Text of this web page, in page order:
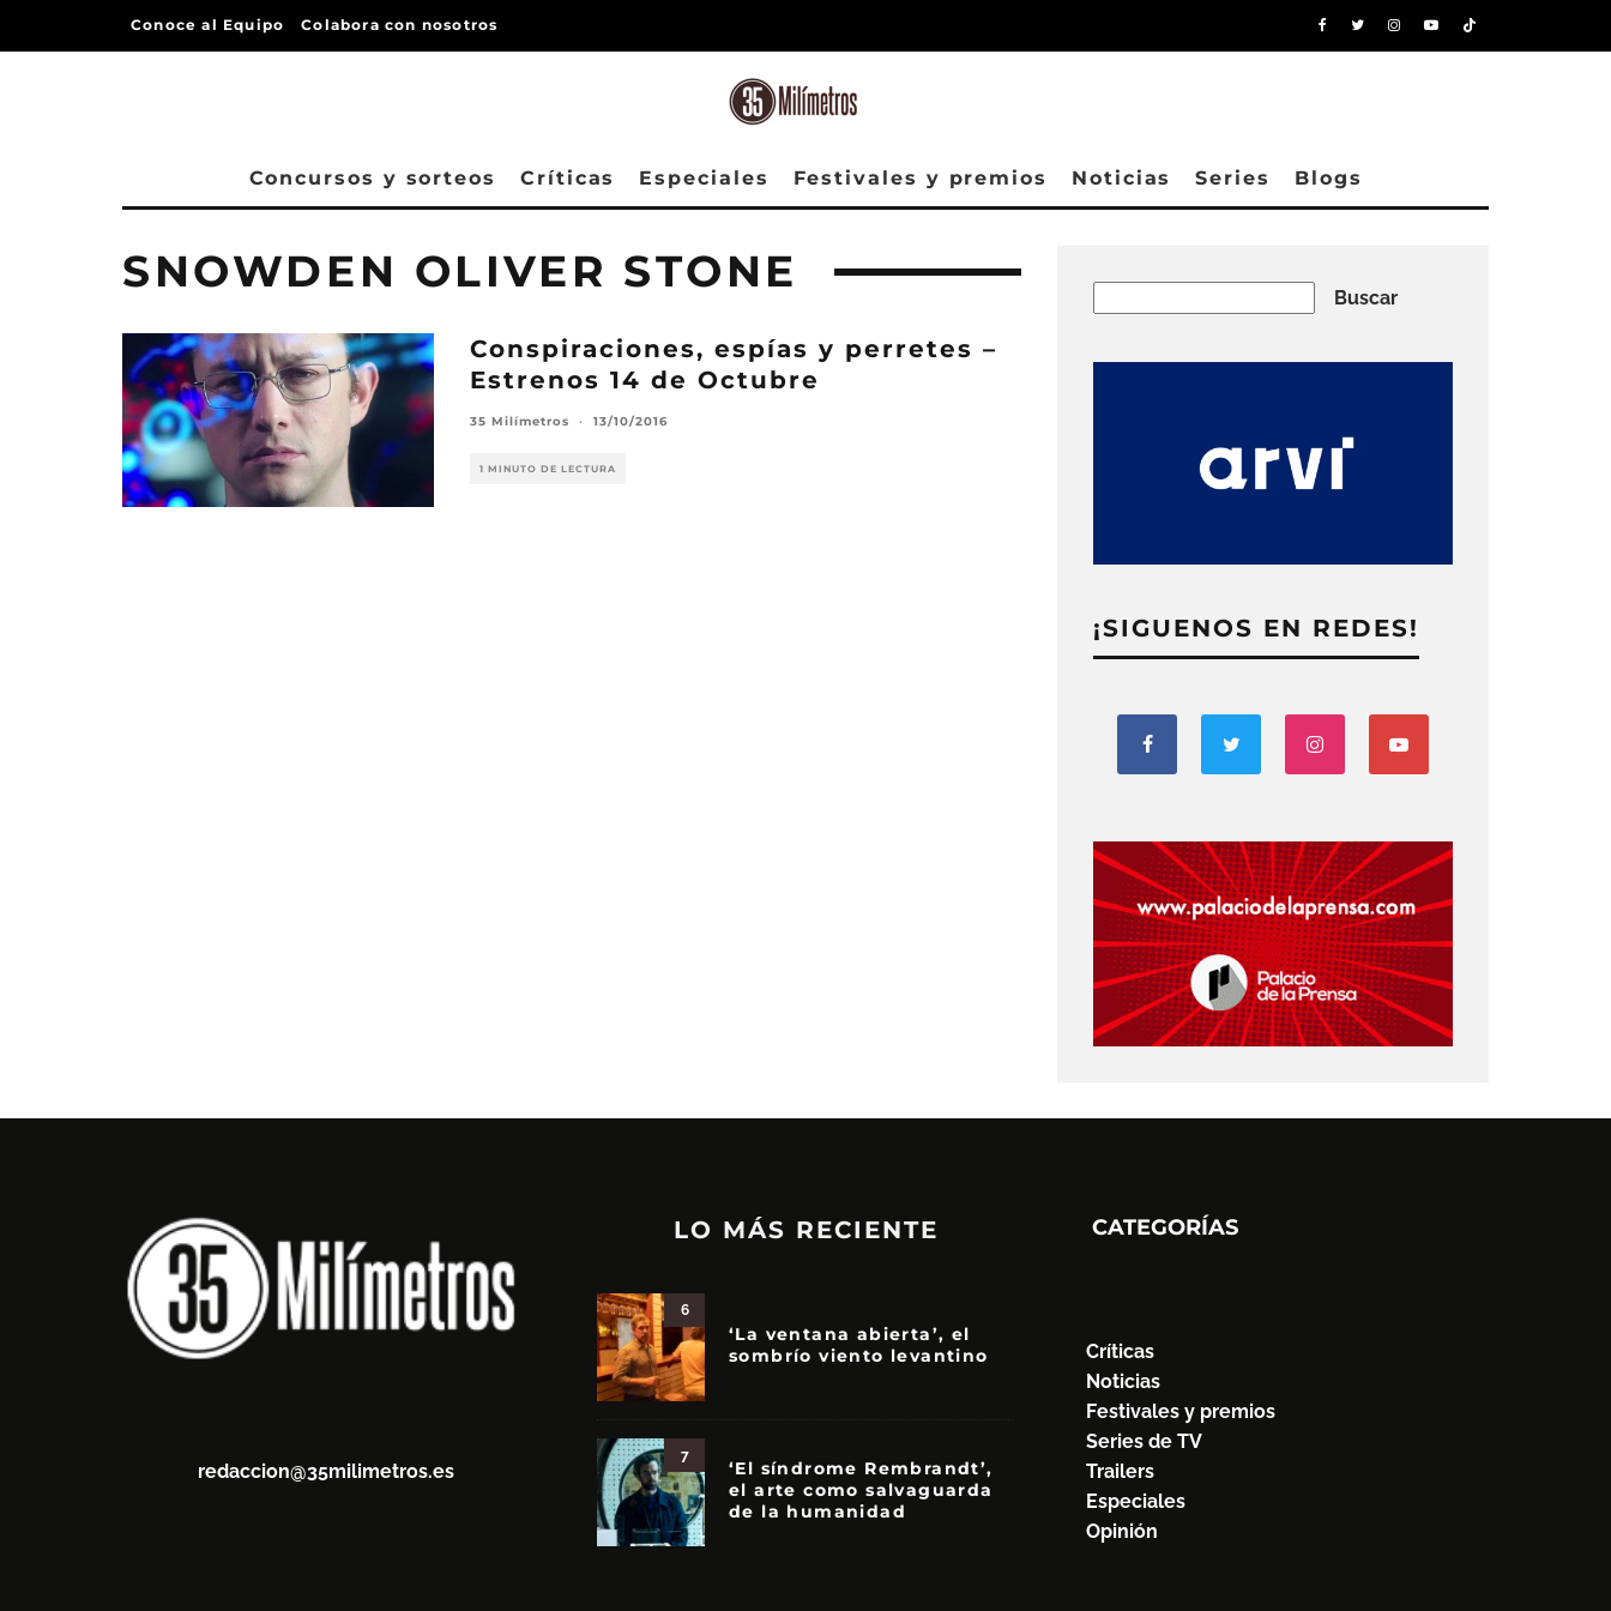
Conoce al Equipo Colabora con nosotros
Concursos y sorteos Críticas Especiales Festivales y premios Noticias Series Blogs
SNOWDEN OLIVER STONE
Conspiraciones, espías y perretes –
Estrenos 14 de Octubre
35 Milímetros · 13/10/2016
1 MINUTO DE LECTURA
Buscar
¡SIGUENOS EN REDES!
redaccion@35milimetros.es
LO MÁS RECIENTE
6
‘La ventana abierta’, el
sombrío viento levantino
7
‘El síndrome Rembrandt’,
el arte como salvaguarda
de la humanidad
CATEGORÍAS
Críticas
Noticias
Festivales y premios
Series de TV
Trailers
Especiales
Opinión